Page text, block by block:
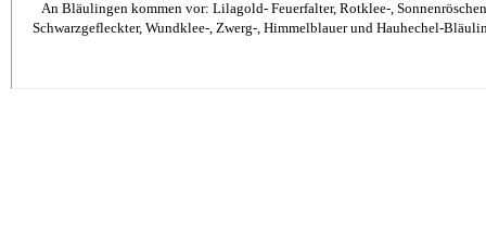
An Bläulingen kommen vor: Lilagold- Feuerfalter, Rotklee-,
Schwarzgefleckter, Wundklee-, Zwerg-, Himmelblauer und Hauhechel-